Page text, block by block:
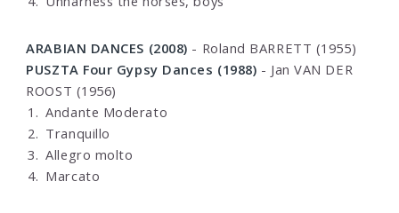
ARABIAN DANCES (2008) - Roland BARRETT (1955)
PUSZTA Four Gypsy Dances (1988) - Jan VAN DER
ROOST (1956)
Andante Moderato
Tranquillo
Allegro molto
Marcato